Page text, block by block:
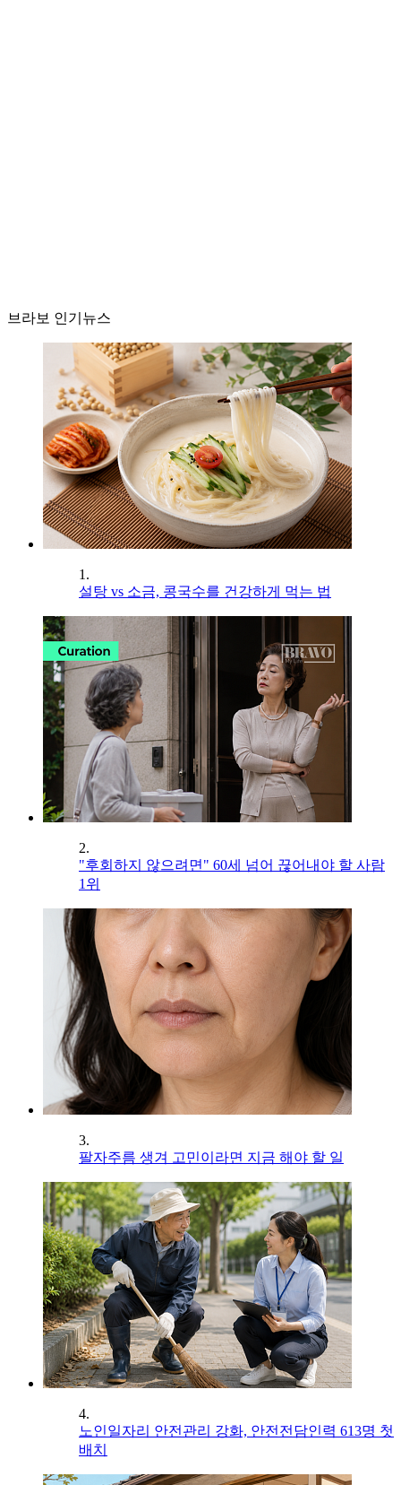
브라보 인기뉴스
1.
설탕 vs 소금, 콩국수를 건강하게 먹는 법
2.
"후회하지 않으려면" 60세 넘어 끊어내야 할 사람
1위
3.
팔자주름 생겨 고민이라면 지금 해야 할 일
4.
노인일자리 안전관리 강화, 안전전담인력 613명 첫
배치